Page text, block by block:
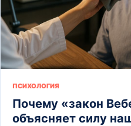
ПСИХОЛОГИЯ
Почему «закон
объясняет силу